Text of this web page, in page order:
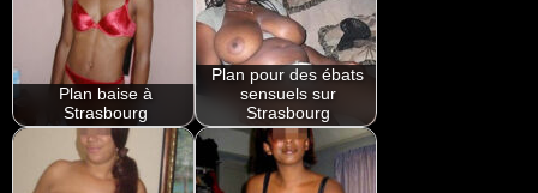
Plan baise à
Strasbourg
Plan pour des ébats
sensuels sur
Strasbourg